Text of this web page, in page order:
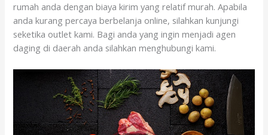
rumah anda dengan biaya kirim yang relatif murah. Apabila
anda kurang percaya berbelanja online, silahkan kunjungi
seketika outlet kami. Bagi anda yang ingin menjadi agen
daging di daerah anda silahkan menghubungi kami.